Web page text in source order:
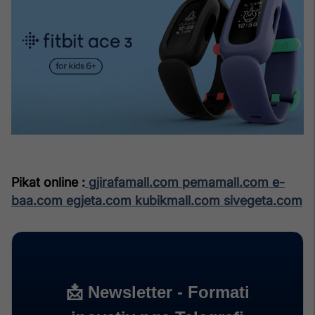
Pikat online : gjirafamall.com pemamall.com e-
baa.com egjeta.com kubikmall.com sivegeta.com